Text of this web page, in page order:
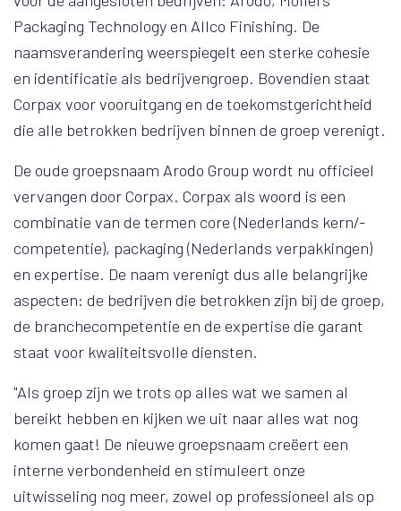
Packaging Technology en Allco Finishing. De
naamsverandering weerspiegelt een sterke cohesie
en identificatie als bedrijvengroep. Bovendien staat
Corpax voor vooruitgang en de toekomstgerichtheid
die alle betrokken bedrijven binnen de groep verenigt.
De oude groepsnaam Arodo Group wordt nu officieel
vervangen door Corpax. Corpax als woord is een
combinatie van de termen core (Nederlands kern/-
competentie), packaging (Nederlands verpakkingen)
en expertise. De naam verenigt dus alle belangrijke
aspecten: de bedrijven die betrokken zijn bij de groep,
de branchecompetentie en de expertise die garant
staat voor kwaliteitsvolle diensten.
"Als groep zijn we trots op alles wat we samen al
bereikt hebben en kijken we uit naar alles wat nog
komen gaat! De nieuwe groepsnaam creëert een
interne verbondenheid en stimuleert onze
uitwisseling nog meer, zowel op professioneel als op